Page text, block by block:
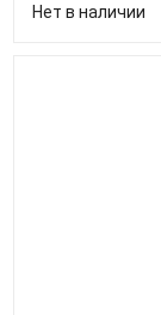
Нет в наличии